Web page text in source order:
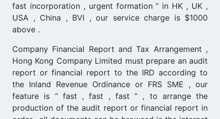
fast incorporation , urgent formation ” in HK , UK ,
USA , China , BVI , our service charge is $1000
above .
Company Financial Report and Tax Arrangement ,
Hong Kong Company Limited must prepare an audit
report or financial report to the IRD according to
the Inland Revenue Ordinance or FRS SME , our
feature is “ fast , fast , fast ” , to arrange the
production of the audit report or financial report in